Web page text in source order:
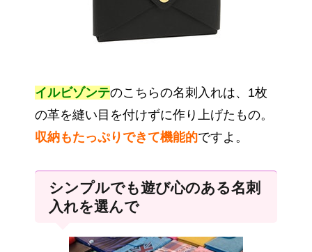
イルビゾンテのこちらの名刺入れは、1枚
の革を縫い目を付けずに作り上げたもの。
収納もたっぷりできて機能的ですよ。
シンプルでも遊び心のある名刺
入れを選んで